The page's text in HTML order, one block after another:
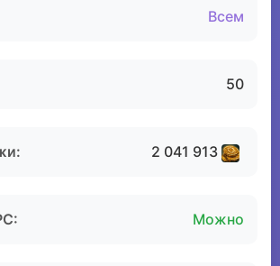
Всем
50
2 041 913
Можно